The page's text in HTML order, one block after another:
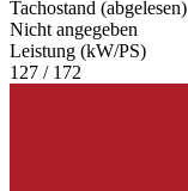
Tachostand (abgelesen)
Nicht angegeben
Leistung (kW/PS)
127 / 172